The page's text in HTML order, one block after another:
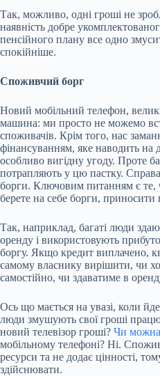
Так, можливо, одні гроші не
наявність добре
пенсійного плану все одно
спокійніше.
Споживчий борг
Новий мобільний телефон,
машина: ми просто не можемо
споживачів. Крім того, нас
фінансуванням, яке наводить
особливо вигідну угоду. Проте
потрапляють у цю пастку.
борги. Ключовим питанням є те,
берете на себе борги, приносити
Так, наприклад, багаті люди
оренду і використовують
боргу. Якщо кредит виплачено,
самому власнику вирішити, чи
самостійно, чи здаватиме в
Ось що мається на увазі, коли
люди змушують свої гроші
новий телевізор гроші? Чи можна
мобільному телефоні? Ні.
ресурси та не додає цінності,
здійснювати.